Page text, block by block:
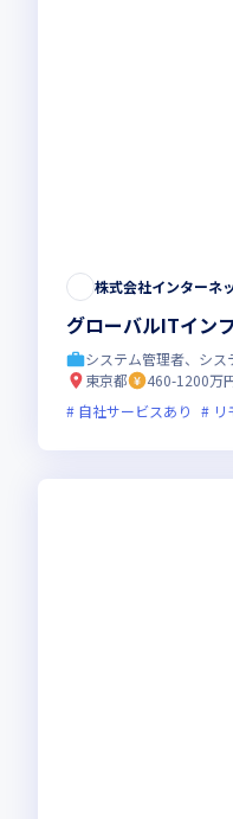
グローバルITイン
システム管理者、シス
東京都
460-1200万
自社サービスあり